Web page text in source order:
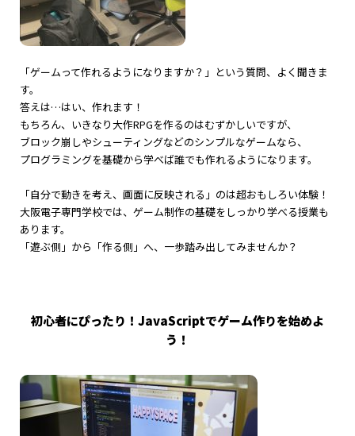
「ゲームって作れるようになりますか？」という質問、よく聞きま
す。
答えは…はい、作れます！
もちろん、いきなり大作RPGを作るのはむずかしいですが、
ブロック崩しやシューティングなどのシンプルなゲームなら、
プログラミングを基礎から学べば誰でも作れるようになります。
「自分で動きを考え、画面に反映される」のは超おもしろい体験！
大阪電子専門学校では、ゲーム制作の基礎をしっかり学べる授業も
あります。
「遊ぶ側」から「作る側」へ、一歩踏み出してみませんか？
初心者にぴったり！JavaScriptでゲーム作りを始めよ
う！